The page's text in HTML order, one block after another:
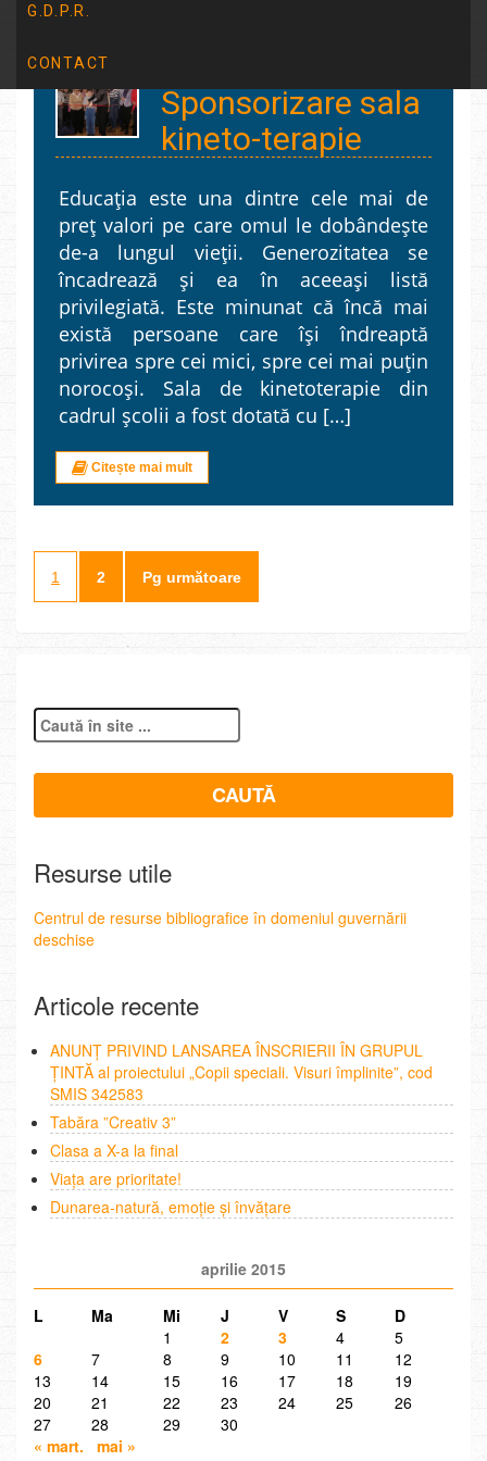
G.D.P.R.
CONTACT
Sponsorizare sala
kineto-terapie
Educaţia este una dintre cele mai de
preţ valori pe care omul le dobândeşte
de-a lungul vieţii. Generozitatea se
încadrează şi ea în aceeaşi listă
privilegiată. Este minunat că încă mai
există persoane care îşi îndreaptă
privirea spre cei mici, spre cei mai puţin
norocoşi. Sala de kinetoterapie din
cadrul şcolii a fost dotată cu […]
Citește mai mult
1 2 Pg următoare
Resurse utile
Centrul de resurse bibliografice în domeniul guvernării
deschise
Articole recente
ANUNȚ PRIVIND LANSAREA ÎNSCRIERII ÎN GRUPUL
ȚINTĂ al proiectului „Copii speciali. Visuri împlinite”, cod
SMIS 342583
Tabăra ”Creativ 3”
Clasa a X-a la final
Viața are prioritate!
Dunarea-natură, emoție și învățare
aprilie 2015
L Ma Mi J V S
D
1
2 3 4
5
6
7 8 9 10 11
12
13
14 15 16 17 18
19
20
21 22 23 24 25
26
27
28 29
30
« mart.
mai »